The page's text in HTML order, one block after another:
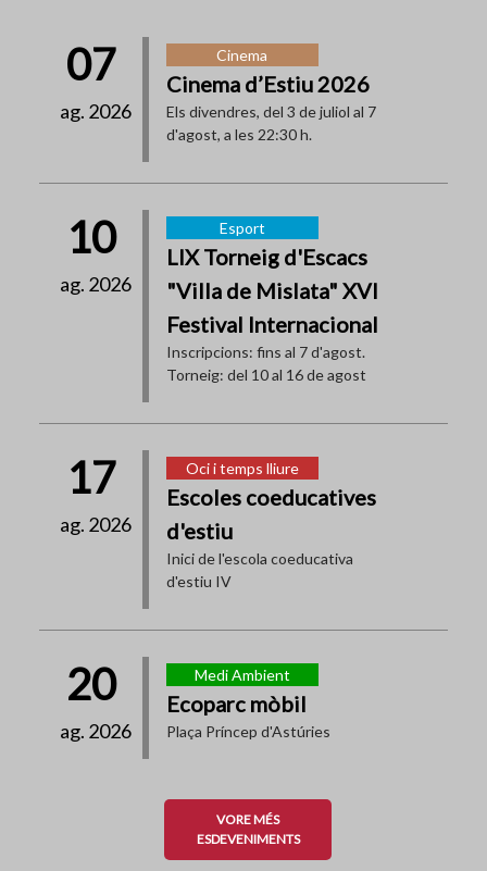
07
ag. 2026
Cinema
Cinema d’Estiu 2026
Els divendres, del 3 de juliol al 7
d'agost, a les 22:30 h.
10
ag. 2026
Esport
LIX Torneig d'Escacs
"Villa de Mislata" XVI
Festival Internacional
Inscripcions: fins al 7 d'agost.
Torneig: del 10 al 16 de agost
17
ag. 2026
Oci i temps lliure
Escoles coeducatives
d'estiu
Inici de l'escola coeducativa
d'estiu IV
20
ag. 2026
Medi Ambient
Ecoparc mòbil
Plaça Príncep d'Astúries
VORE MÉS
ESDEVENIMENTS